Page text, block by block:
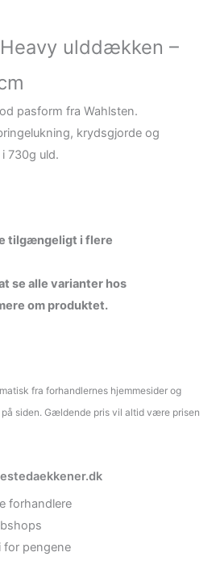
ulddækken –
pasform fra Wahlsten.
krydsgjorde og
730g uld.
tilgængeligt i flere
se alle varianter hos
om produktet.
fra forhandlernes hjemmesider og
siden. Gældende pris vil altid være prisen
forhandlere
pengene